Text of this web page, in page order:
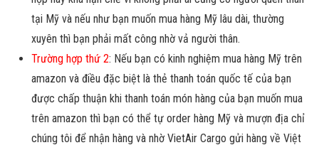
tại Mỹ và nếu như bạn muốn mua hàng Mỹ lâu dài, thường
xuyên thì bạn phải mất công nhờ vả người thân.
Trường hợp thứ 2: Nếu bạn có kinh nghiệm mua hàng Mỹ trên
amazon và điều đặc biệt là thẻ thanh toán quốc tế của bạn
được chấp thuận khi thanh toán món hàng của bạn muốn mua
trên amazon thì bạn có thể tự order hàng Mỹ và mượn địa chỉ
chúng tôi để nhận hàng và nhờ VietAir Cargo gửi hàng về Việt